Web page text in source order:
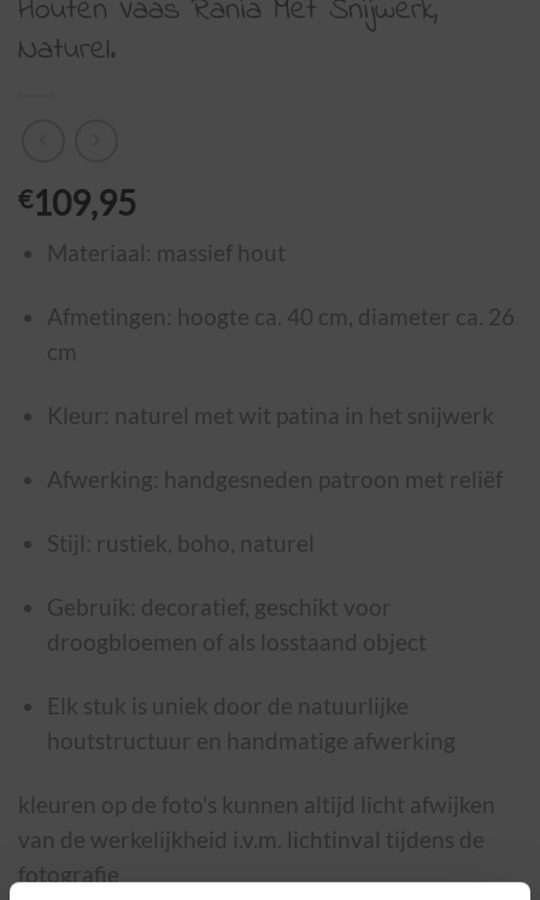
Houten Vaas Rania Met Snijwerk,
Naturel.
€109,95
Materiaal: massief hout
Afmetingen: hoogte ca. 40 cm, diameter ca. 26
cm
Kleur: naturel met wit patina in het snijwerk
Afwerking: handgesneden patroon met reliëf
Stijl: rustiek, boho, naturel
Gebruik: decoratief, geschikt voor
droogbloemen of als losstaand object
Elk stuk is uniek door de natuurlijke
houtstructuur en handmatige afwerking
kleuren op de foto's kunnen altijd licht afwijken
van de werkelijkheid i.v.m. lichtinval tijdens de
fotografie